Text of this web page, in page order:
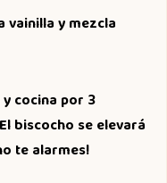
vainilla y mezcla
cocina por 3
biscocho se elevará
te alarmes!